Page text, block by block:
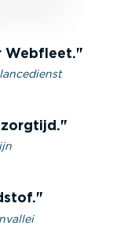
Webfleet.